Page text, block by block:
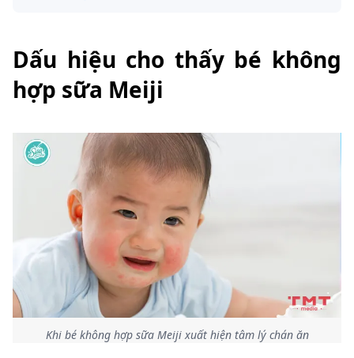
Dấu hiệu cho thấy bé không
hợp sữa Meiji
Khi bé không hợp sữa Meiji xuất hiện tâm lý chán ăn